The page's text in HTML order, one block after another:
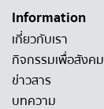
Information
เกี่ยวกับเรา
กิจกรรมเพื่อสังคม
ข่าวสาร
บทความ